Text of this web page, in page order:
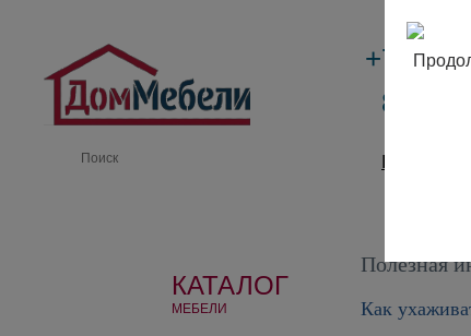
+7
8
КАТАЛОГ
МЕБЕЛИ
Полезная
Как